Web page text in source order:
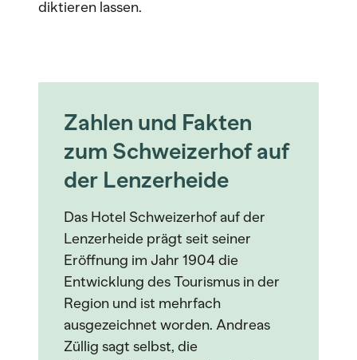
diktieren lassen.
Zahlen und Fakten
zum Schweizerhof auf
der Lenzerheide
Das Hotel Schweizerhof auf der
Lenzerheide prägt seit seiner
Eröffnung im Jahr 1904 die
Entwicklung des Tourismus in der
Region und ist mehrfach
ausgezeichnet worden. Andreas
Züllig sagt selbst, die